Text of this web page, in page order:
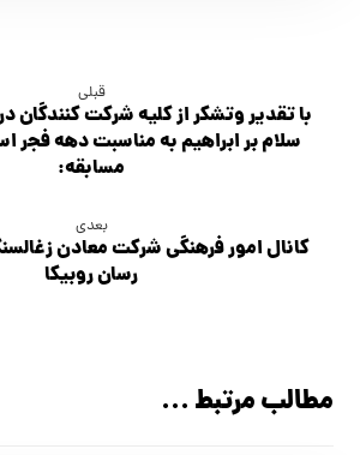
قبلی
با تقدیر وتشکر از کلیه شرکت کنندگان
سلام بر ابراهیم به مناسبت دهه فجر
مسابقه:
بعدی
کانال امور فرهنگی شرکت معادن
رسان روبیکا
مطالب مرتبط ...